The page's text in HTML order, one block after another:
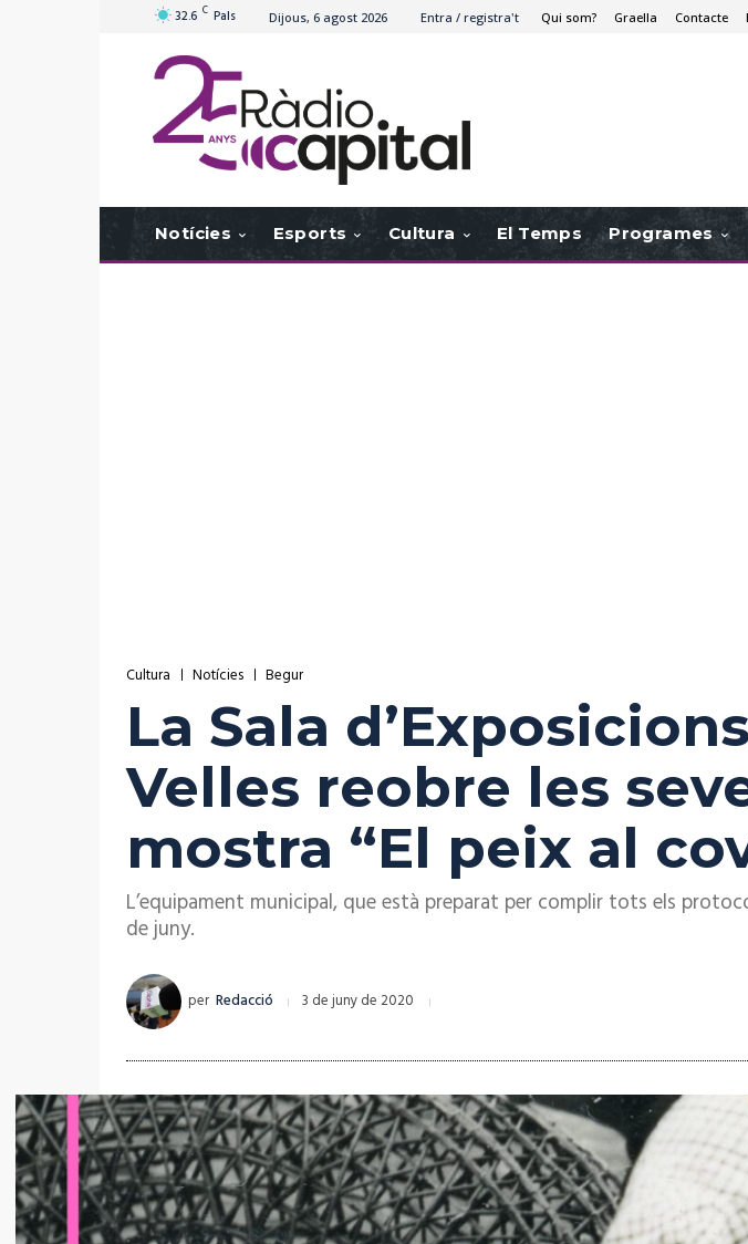
32.6 C Pals Dijous, 6 agost 2026 Entra / registra't Qui som? Graella Contacte
Notícies Esports Cultura El Temps Programes
Cultura Notícies Begur
La Sala
Velles reobre les
mostra “El peix al
L’equipament municipal, que està preparat per complir tots els
de juny.
per Redacció 3 de juny de 2020